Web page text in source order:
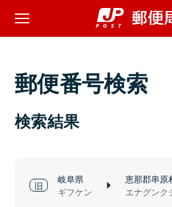
郵便番号検索
検索結果
岐阜県
ギフケン
恵那郡串原
エナグンク